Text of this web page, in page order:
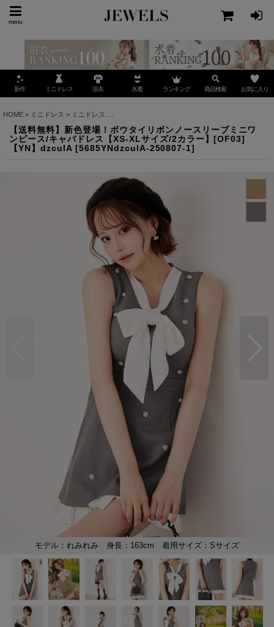
menu
新作 ミニドレス 浴衣 水着 ランキング 商品検索 お気に入り
HOME > ミニドレス > ミニドレス
【送料無料】新色登場！ボウタイリボンノースリーブミニワ
ンピース/キャバドレス【XS-XLサイズ/2カラー】[OF03]
【YN】dzcuIA [5685YNdzcuIA-250807-1]